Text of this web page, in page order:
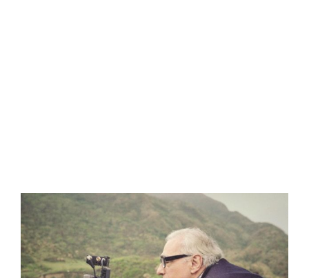
View
Larger
Image